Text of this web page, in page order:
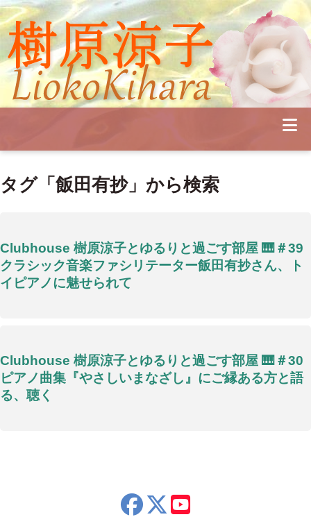
Profile
Concert
Seminar
Diary
Contact
タグ「飯田有抄」から検索
Clubhouse 樹原涼子とゆるりと過ごす部屋 🎹＃39
クラシック音楽ファシリテーター飯田有抄さん、ト
イピアノに魅せられて
Clubhouse 樹原涼子とゆるりと過ごす部屋 🎹＃30
ピアノ曲集『やさしいまなざし』にご縁ある方と語
る、聴く
x